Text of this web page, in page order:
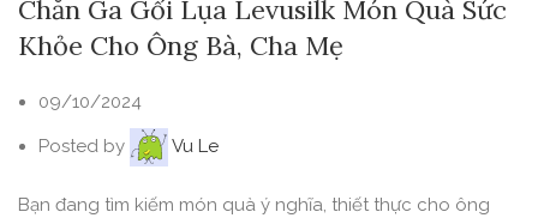
Chăn Ga Gối Lụa Levusilk Món Quà Sức
Khỏe Cho Ông Bà, Cha Mẹ
09/10/2024
Posted by Vu Le
Bạn đang tìm kiếm món quà ý nghĩa, thiết thực cho ông